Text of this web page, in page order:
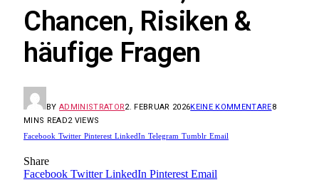
Chancen, Risiken &
häufige Fragen
BY ADMINISTRATOR2. FEBRUAR 2026KEINE KOMMENTARE8
MINS READ2 VIEWS
Facebook Twitter Pinterest LinkedIn Telegram Tumblr Email
Share
Facebook Twitter LinkedIn Pinterest Email